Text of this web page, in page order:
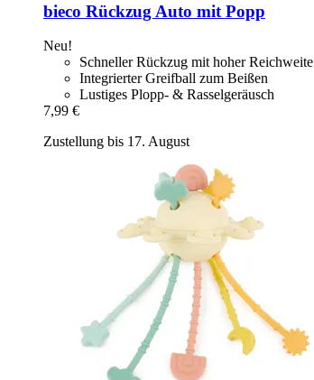
bieco Rückzug Auto mit Popp
Neu!
Schneller Rückzug mit hoher Reichweite
Integrierter Greifball zum Beißen
Lustiges Plopp- & Rasselgeräusch
7,99 €
Zustellung bis 17. August